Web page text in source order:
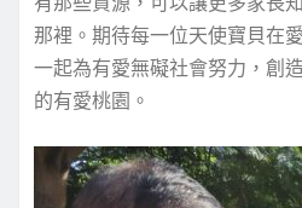
那裡。期待每一位天使寶貝在
一起為有愛無礙社會努力，創
的有愛桃園。